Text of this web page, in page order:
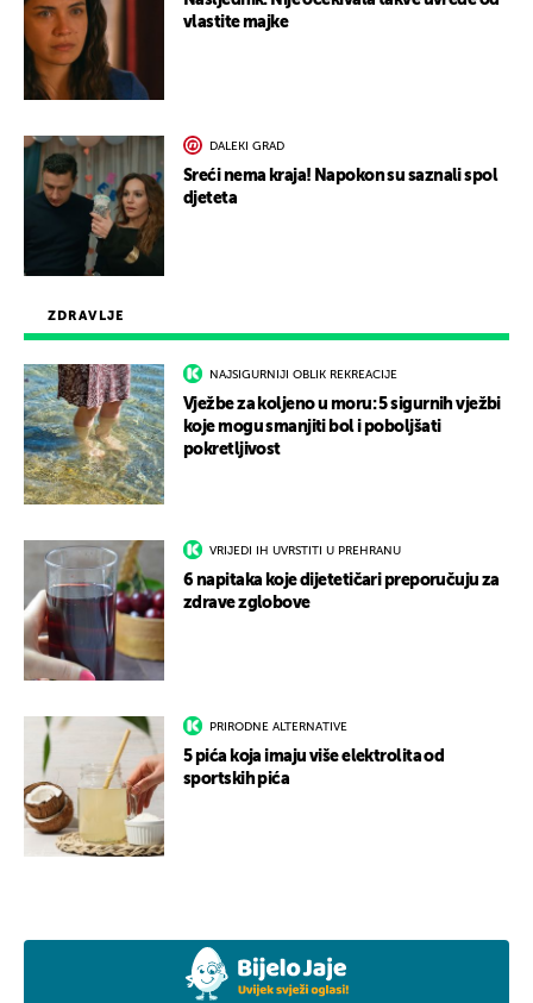
ZDRAVLJE
NAJSIGURNIJI OBLIK REKREACIJE
Vježbe za koljeno u moru: 5 sigurnih vježbi
koje mogu smanjiti bol i poboljšati
pokretljivost
VRIJEDI IH UVRSTITI U PREHRANU
6 napitaka koje dijetetičari preporučuju za
zdrave zglobove
PRIRODNE ALTERNATIVE
5 pića koja imaju više elektrolita od
sportskih pića
vlastite majke
DALEKI GRAD
Sreći nema kraja! Napokon su saznali spol
djeteta